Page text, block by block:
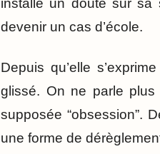
installe un doute sur sa
devenir un cas d’école.
Depuis qu’elle
glissé. On ne parle
supposée “obsession”.
une forme de